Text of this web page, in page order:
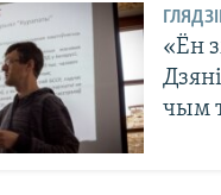
«Ён
чым